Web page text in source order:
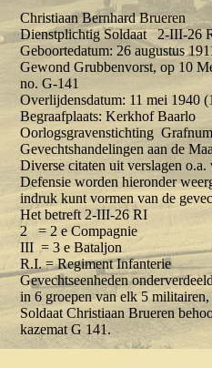
Christiaan Bernhard Brueren
Dienstplichtig Soldaat 2-III-26
Geboortedatum: 26 augustus
Gewond Grubbenvorst, op 10
no. G-141
Overlijdensdatum: 11 mei 1940
Begraafplaats: Kerkhof Baarlo
Oorlogsgravenstichting
Gevechtshandelingen aan de
Diverse citaten uit verslagen o.a.
Defensie worden hieronder
indruk kunt vormen van de
Het betreft 2-III-26 RI
2 = 2 e Compagnie
III = 3 e Bataljon
R.I. = Regiment Infanterie
Gevechtseenheden
in 6 groepen van elk 5
Soldaat Christiaan Brueren
kazemat G 141.